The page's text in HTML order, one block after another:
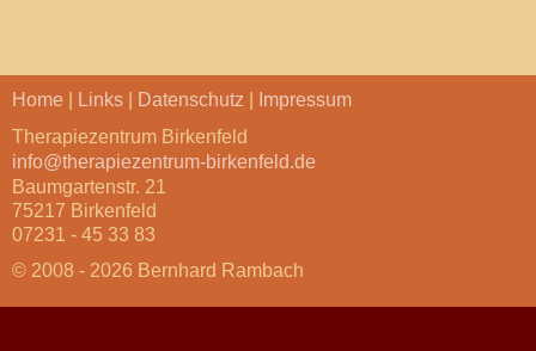
Home Links Datenschutz
Impressum
Therapiezentrum Birkenfeld
info@therapiezentrum-birkenfeld.de
Baumgartenstr. 21
75217 Birkenfeld
07231 - 45 33 83
© 2008 - 2026 Bernhard Rambach